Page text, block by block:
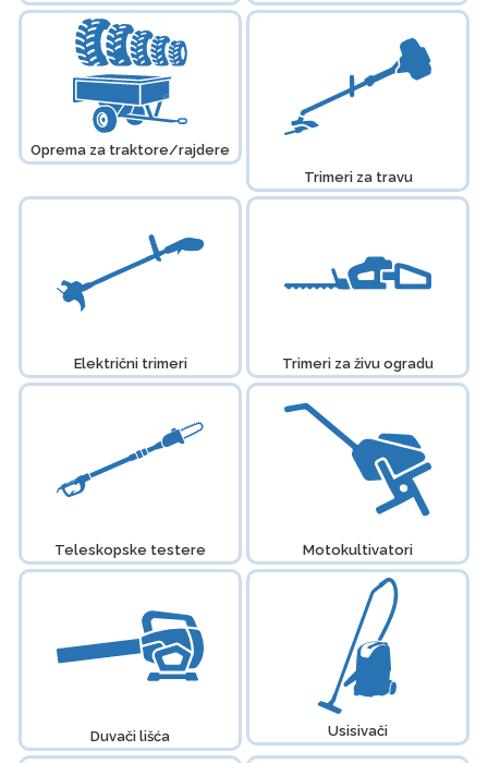
Oprema za traktore/rajdere
Trimeri za travu
Električni trimeri Trimeri za živu ogradu
Teleskopske testere Motokultivatori
Duvači lišća Usisivači